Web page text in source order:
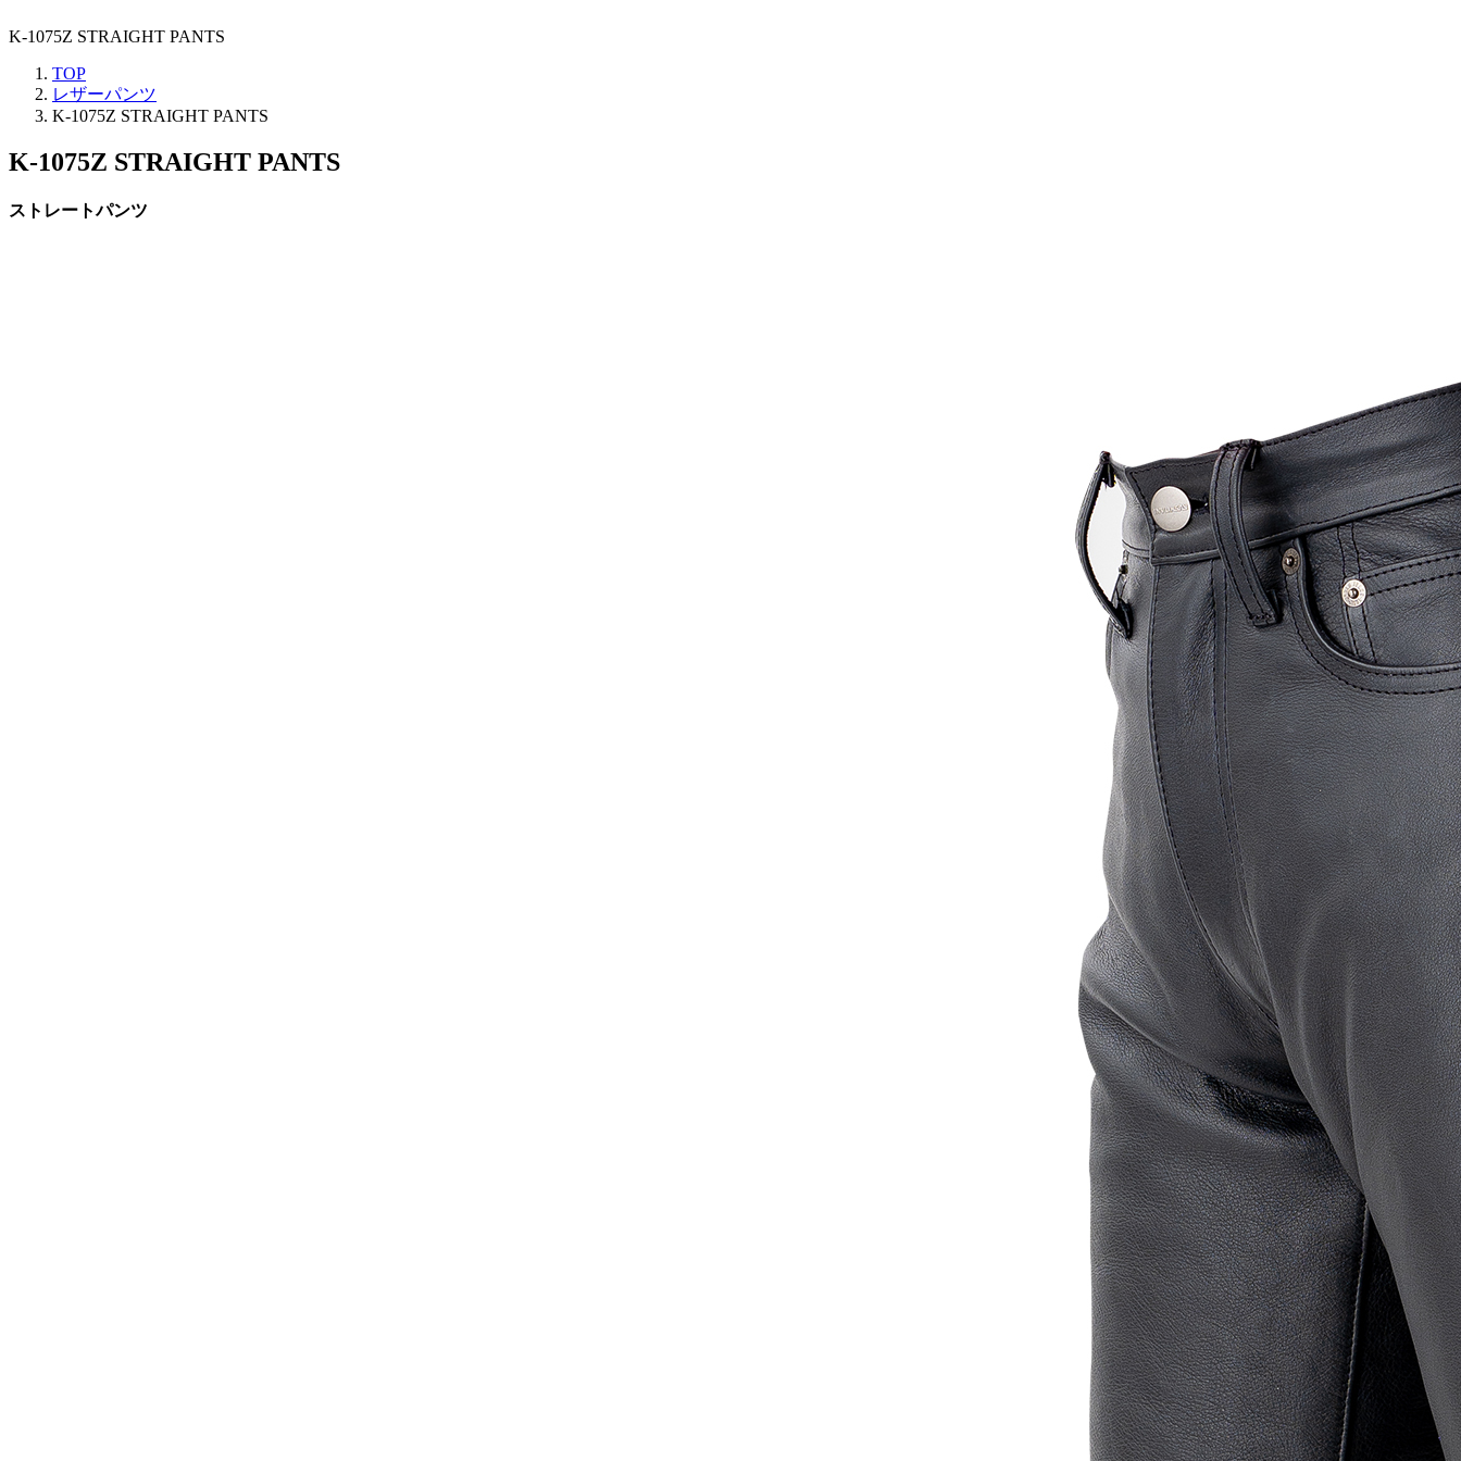
K-1075Z STRAIGHT PANTS
TOP
レザーパンツ
K-1075Z STRAIGHT PANTS
K-1075Z STRAIGHT PANTS
ストレートパンツ